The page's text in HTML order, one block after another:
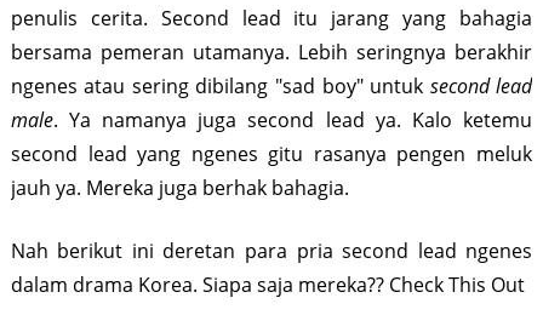
penulis cerita. Second lead itu jarang yang bahagia
bersama pemeran utamanya. Lebih seringnya berakhir
ngenes atau sering dibilang "sad boy" untuk second lead
male. Ya namanya juga second lead ya. Kalo ketemu
second lead yang ngenes gitu rasanya pengen meluk
jauh ya. Mereka juga berhak bahagia.
Nah berikut ini deretan para pria second lead ngenes
dalam drama Korea. Siapa saja mereka?? Check This Out